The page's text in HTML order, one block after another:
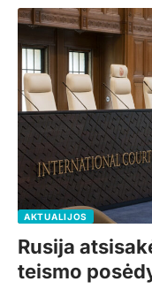
AKTUALIJOS
Rusija
teismo